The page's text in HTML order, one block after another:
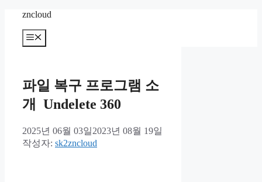
zncloud
메
뉴
파일 복구 프로그램 소
개 Undelete 360
2025년 06월 03일2023년 08월 19일
작성자: sk2zncloud